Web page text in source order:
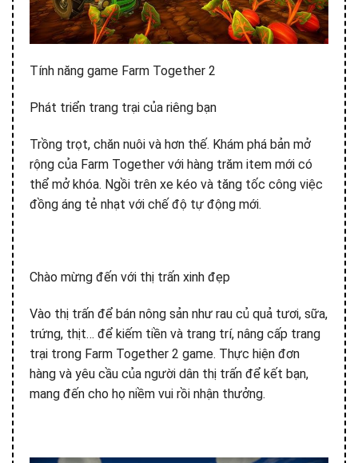
Tính năng game Farm Together 2
Phát triển trang trại của riêng bạn
Trồng trọt, chăn nuôi và hơn thế. Khám phá bản mở
rộng của Farm Together với hàng trăm item mới có
thể mở khóa. Ngồi trên xe kéo và tăng tốc công việc
đồng áng tẻ nhạt với chế độ tự động mới.
Chào mừng đến với thị trấn xinh đẹp
Vào thị trấn để bán nông sản như rau củ quả tươi, sữa,
trứng, thịt… để kiếm tiền và trang trí, nâng cấp trang
trại trong Farm Together 2 game. Thực hiện đơn
hàng và yêu cầu của người dân thị trấn để kết bạn,
mang đến cho họ niềm vui rồi nhận thưởng.